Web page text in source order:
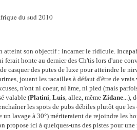
atteint son objectif : incarner le ridicule.
ferait honte au dernier des Ch'tis lors d'une
casquer des putes de luxe pour atteindre le
jouant les racailles à défaut d'être de vrais
n'ont ni coeur, ni âme, ni pied (mais
valable (Platini, Luis, allez, même Zidane...),
les spots de pubs débiles plutôt que
lavage à 30°) mériteraient de rejoindre les
propose ici à quelques-uns des pistes pour